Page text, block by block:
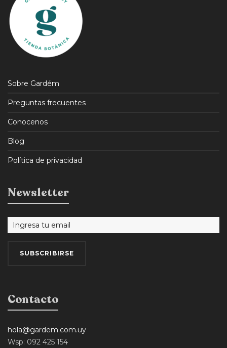
Sobre Gardém
Preguntas frecuentes
Conocenos
Blog
Política de privacidad
Newsletter
Contacto
hola@gardem.com.uy
Wsp: 092 425 154